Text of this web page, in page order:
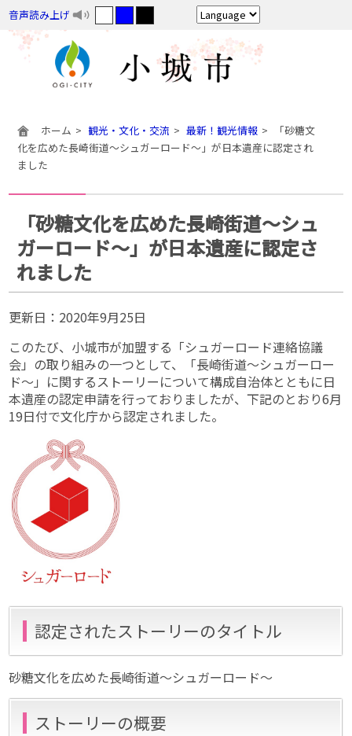
音声読み上げ
ホーム 観光・文化・交流 最新！観光情報
「砂糖文
化を広めた長崎街道～シュガーロード～」が日本遺産に認定され
ました
「砂糖文化を広めた長崎街道～シュ
ガーロード～」が日本遺産に認定さ
れました
更新日： 2020年9月25日
このたび、小城市が加盟する「シュガーロード連絡協議
会」の取り組みの一つとして、「長崎街道～シュガーロー
ド～」に関するストーリーについて構成自治体とともに日
本遺産の認定申請を行っておりましたが、下記のとおり6月
19日付で文化庁から認定されました。
認定されたストーリーのタイトル
砂糖文化を広めた長崎街道～シュガーロード～
ストーリーの概要